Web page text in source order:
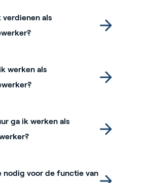
verdienen als
werken als
ga ik werken als
nodig voor de functie van